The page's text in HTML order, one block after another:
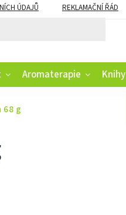
ÚDAJŮ REKLAMAČNÍ ŘÁD
Aromaterapie Knihy
68 g